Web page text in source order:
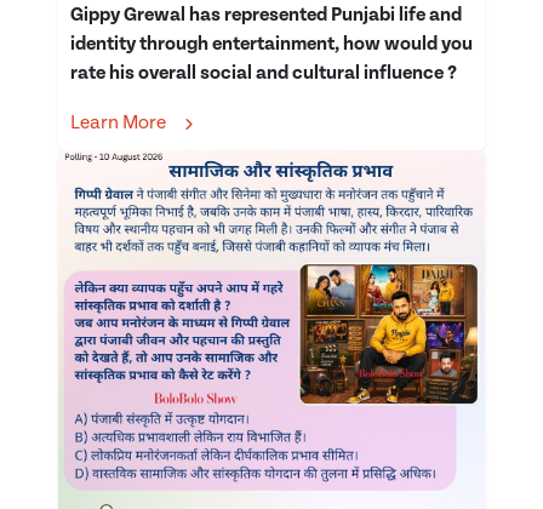
Gippy Grewal has represented Punjabi life and
identity through entertainment, how would you
rate his overall social and cultural influence ?
Learn More